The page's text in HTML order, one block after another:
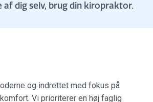
af dig selv, brug din kiropraktor.
og indrettet med fokus på
Vi prioriterer en høj faglig